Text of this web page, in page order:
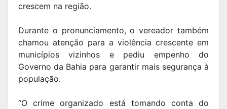
crescem na região.
Durante o pronunciamento, o vereador também
chamou atenção para a violência crescente em
municípios vizinhos e pediu empenho do
Governo da Bahia para garantir mais segurança à
população.
“O crime organizado está tomando conta do